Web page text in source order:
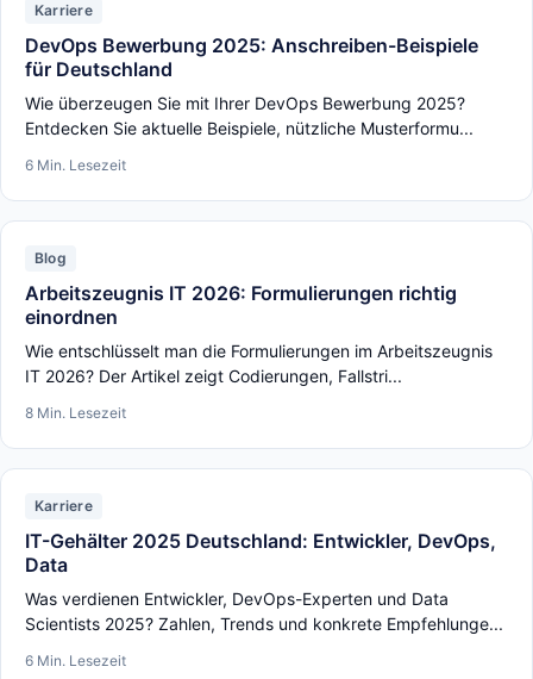
Karriere
DevOps Bewerbung 2025: Anschreiben-Beispiele
für Deutschland
Wie überzeugen Sie mit Ihrer DevOps Bewerbung 2025?
Entdecken Sie aktuelle Beispiele, nützliche Musterformu...
6 Min. Lesezeit
Blog
Arbeitszeugnis IT 2026: Formulierungen richtig
einordnen
Wie entschlüsselt man die Formulierungen im Arbeitszeugnis
IT 2026? Der Artikel zeigt Codierungen, Fallstri...
8 Min. Lesezeit
Karriere
IT-Gehälter 2025 Deutschland: Entwickler, DevOps,
Data
Was verdienen Entwickler, DevOps-Experten und Data
Scientists 2025? Zahlen, Trends und konkrete Empfehlunge...
6 Min. Lesezeit